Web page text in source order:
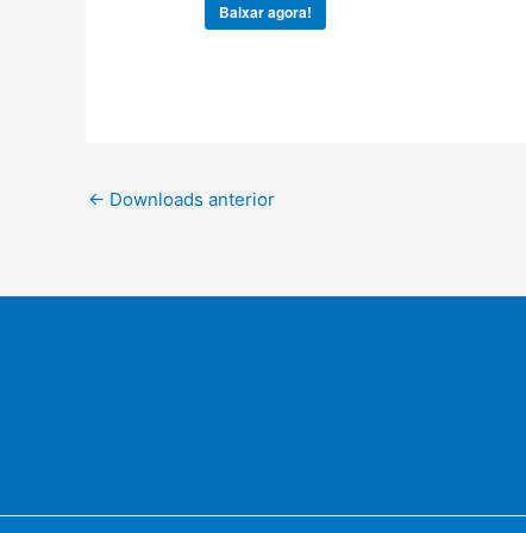
Baixar agora!
← Downloads anterior